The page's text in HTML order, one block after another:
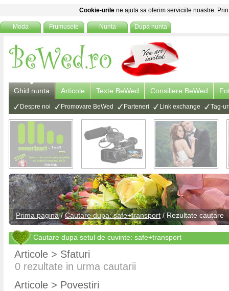
Cookie-urile ne ajuta sa oferim serviciile noastre.
Moda Frumusete Nunta Dupa nunta
Ghid nunta Articole Texte BeWed Consiliere BeWed
Despre noi Promovare BeWed Parteneri Link exchange Tag-
Prima pagina/Cautare dupa: safe+transport / Rezultate cautare
Cautare dupa setul de cuvinte: safe+transport
Articole > Sfaturi
0 rezultate in urma cautarii
Articole > Povestiri